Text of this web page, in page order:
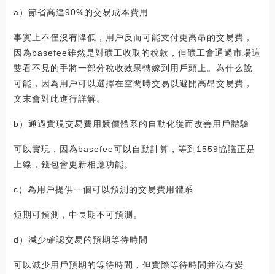
a）節省高達90%的交易成本費用
事實上不僅沒有降低，用戶反而可能支付更高昂的交易費，
因為basefee雖然是對礦工收取的稅款，但礦工會通過市場這
雙看不見的手將一部分稅收效果轉嫁到用戶頭上。為什么說
可能，因為用戶可以選擇在空閑時交易以避開高昂交易費，
文末會對此進行詳解。
b）通過實現交易費用競價體系的自動化從而改善用戶體驗
可以實現，因為basefee可以自動計算，等到1559協議正是
上線，錢包會更新相應功能。
c）為用戶提供一個可以預測的交易費用體系
短期可預測，中長期不可預測。
d）減少確認交易的預期等待時間
可以減少用戶預期的等待時間，但實際等待時間并沒有變